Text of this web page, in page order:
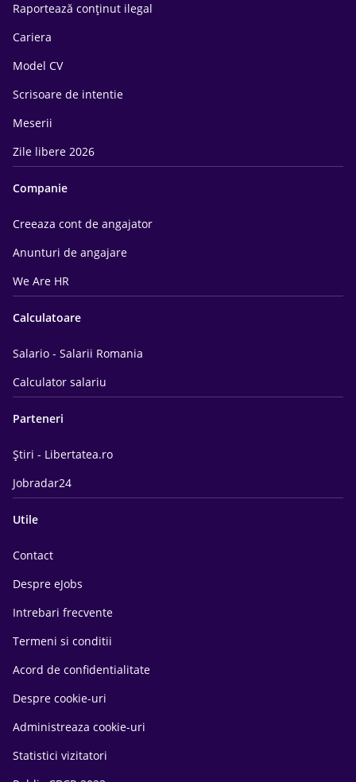
Raportează conținut ilegal
Cariera
Model CV
Scrisoare de intentie
Meserii
Zile libere 2026
Companie
Creeaza cont de angajator
Anunturi de angajare
We Are HR
Calculatoare
Salario - Salarii Romania
Calculator salariu
Parteneri
Știri - Libertatea.ro
Jobradar24
Utile
Contact
Despre eJobs
Intrebari frecvente
Termeni si conditii
Acord de confidentialitate
Despre cookie-uri
Administreaza cookie-uri
Statistici vizitatori